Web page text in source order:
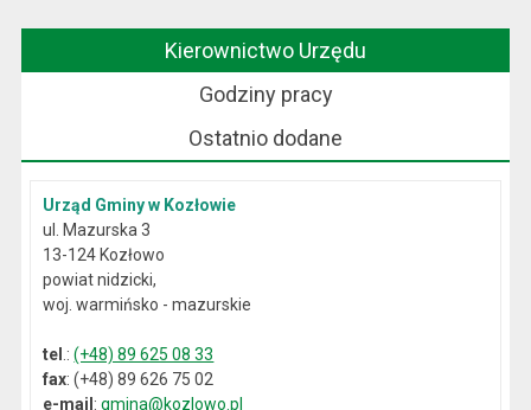
Kierownictwo Urzędu
Godziny pracy
Ostatnio dodane
Urząd Gminy w Kozłowie
ul. Mazurska 3
13-124 Kozłowo
powiat nidzicki,
woj. warmińsko - mazurskie
tel .:(+48) 89 625 08 33
fax: (+48) 89 626 75 02
e-mail:gmina@kozlowo.pl